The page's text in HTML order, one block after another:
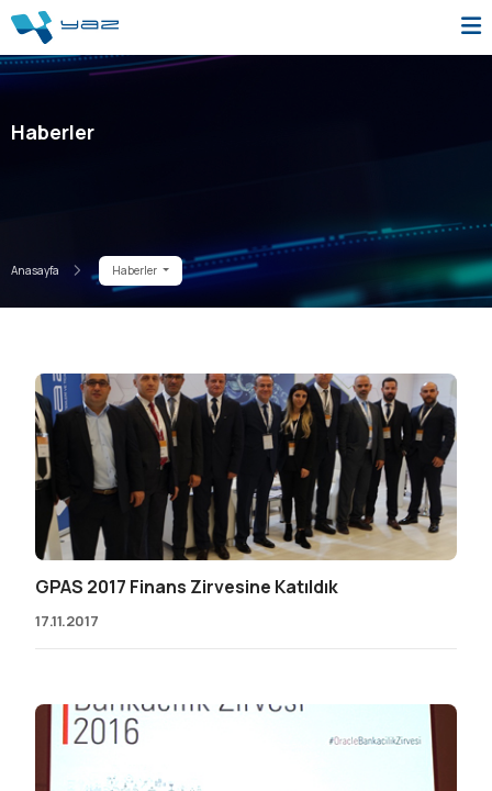
Haberler
Anasayfa Haberler
GPAS 2017 Finans Zirvesine Katıldık
17.11.2017